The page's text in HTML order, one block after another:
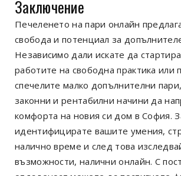
Заключение
Печеленето на пари онлайн
свобода и потенциал за
Независимо дали искате да
работите на свободна практика или
спечелите малко допълнителни
законни и рентабилни начини да
комфорта на новия си дом в София.
идентифицирате вашите умения,
налично време и след това
възможности, налични онлайн. С